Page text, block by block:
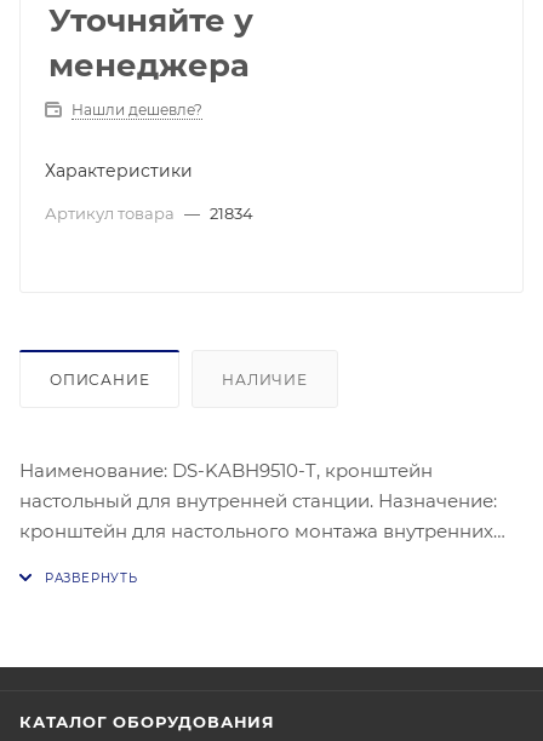
Уточняйте у
менеджера
Нашли дешевле?
Характеристики
Артикул товара — 21834
ОПИСАНИЕ НАЛИЧИЕ
Наименование: DS-KABH9510-T, кронштейн
настольный для внутренней станции. Назначение:
кронштейн для настольного монтажа внутренних
КАТАЛОГ ОБОРУДОВАНИЯ